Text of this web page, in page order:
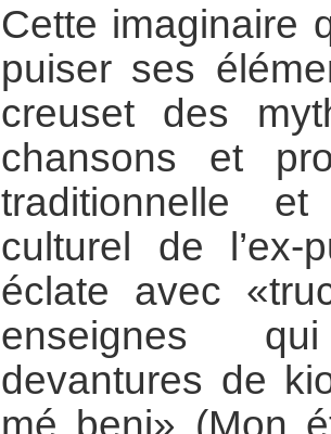
Cette imaginaire
puiser ses
creuset des
chansons et
traditionnelle
culturel de l’ex-
éclate avec
enseignes
devantures de
mé beni» (Mon